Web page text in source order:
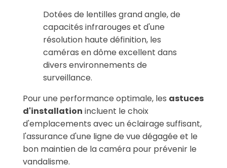
Dotées de lentilles grand angle, de
capacités infrarouges et d'une
résolution haute définition, les
caméras en dôme excellent dans
divers environnements de
surveillance.
Pour une performance optimale, les astuces
d'installation incluent le choix
d'emplacements avec un éclairage suffisant,
l'assurance d'une ligne de vue dégagée et le
bon maintien de la caméra pour prévenir le
vandalisme.